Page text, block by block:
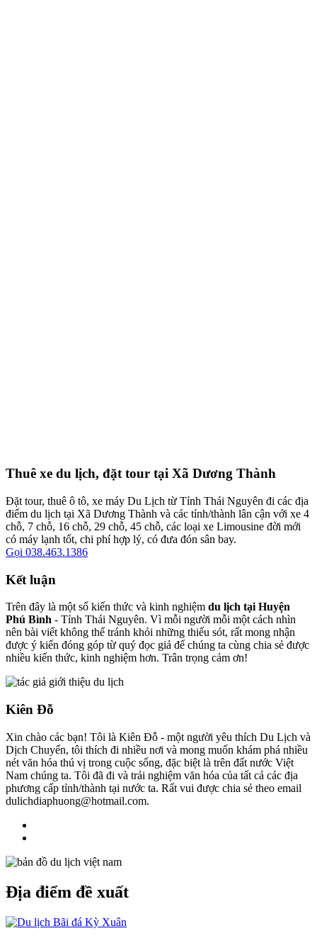
Thuê xe du lịch, đặt tour tại Xã Dương Thành
Đặt tour, thuê ô tô, xe máy Du Lịch từ Tỉnh Thái Nguyên đi các địa
điểm du lịch tại Xã Dương Thành và các tỉnh/thành lân cận với xe 4
chỗ, 7 chỗ, 16 chỗ, 29 chỗ, 45 chỗ, các loại xe Limousine đời mới
có máy lạnh tốt, chi phí hợp lý, có đưa đón sân bay.
Gọi 038.463.1386
Kết luận
Trên đây là một số kiến thức và kinh nghiệm du lịch tại Huyện
Phú Bình - Tỉnh Thái Nguyên. Vì mỗi người mỗi một cách nhìn
nên bài viết không thể tránh khỏi những thiếu sót, rất mong nhận
được ý kiến đóng góp từ quý đọc giả để chúng ta cùng chia sẻ được
nhiều kiến thức, kinh nghiệm hơn. Trân trọng cảm ơn!
Kiên Đỗ
Xin chào các bạn! Tôi là Kiên Đỗ - một người yêu thích Du Lịch và
Dịch Chuyển, tôi thích đi nhiều nơi và mong muốn khám phá nhiều
nét văn hóa thú vị trong cuộc sống, đặc biệt là trên đất nước Việt
Nam chúng ta. Tôi đã đi và trải nghiệm văn hóa của tất cả các địa
phương cấp tỉnh/thành tại nước ta. Rất vui được chia sẻ theo email
dulichdiaphuong@hotmail.com.
Địa điểm đề xuất